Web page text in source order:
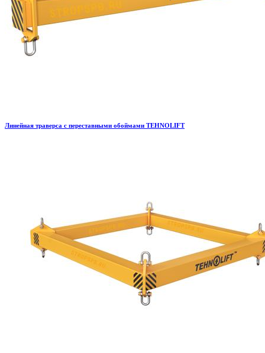
Линейная траверса с переставными обоймами TEHNOLIFT